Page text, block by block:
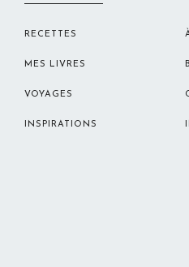
RECETTES
MES LIVRES
VOYAGES
INSPIRATIONS